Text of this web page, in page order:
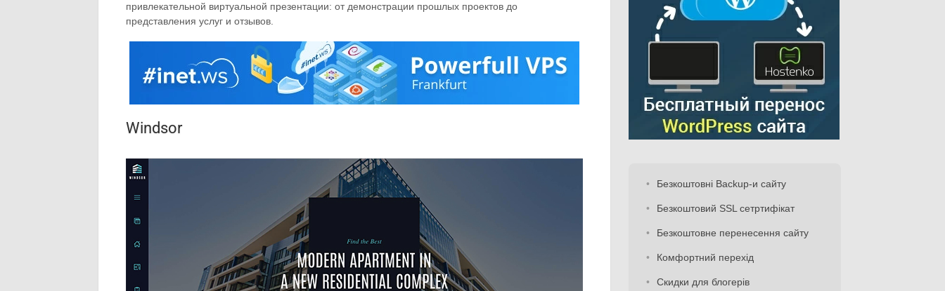
привлекательной виртуальной презентации: от демонстрации прошлых проектов до
представления услуг и отзывов.
Windsor
Безкоштовні Backup-и сайту
Безкоштовий SSL сетртифікат
Безкоштовне перенесення сайту
Комфортний перехід
Скидки для блогерів